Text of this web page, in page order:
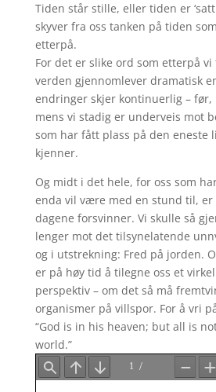
Tiden står stille, eller tiden er
skyver fra oss tanken på tiden
etterpå.
For det er slike ord som etterpå
verden gjennomlever dramatisk
endringer skjer kontinuerlig – før,
mens vi stadig er underveis mot
som har fått plass på den eneste
kjenner.
Og midt i det hele, for oss som
enda vil være med en stund til, er
dagene forsvinner. Vi skulle så
lenger mot det tilsynelatende
og i utstrekning: Fred på jorden.
er på høy tid å tilegne oss et
perspektiv – om det så må
organismer på villspor. For å vri
“God is in his heaven; but all is
world.”